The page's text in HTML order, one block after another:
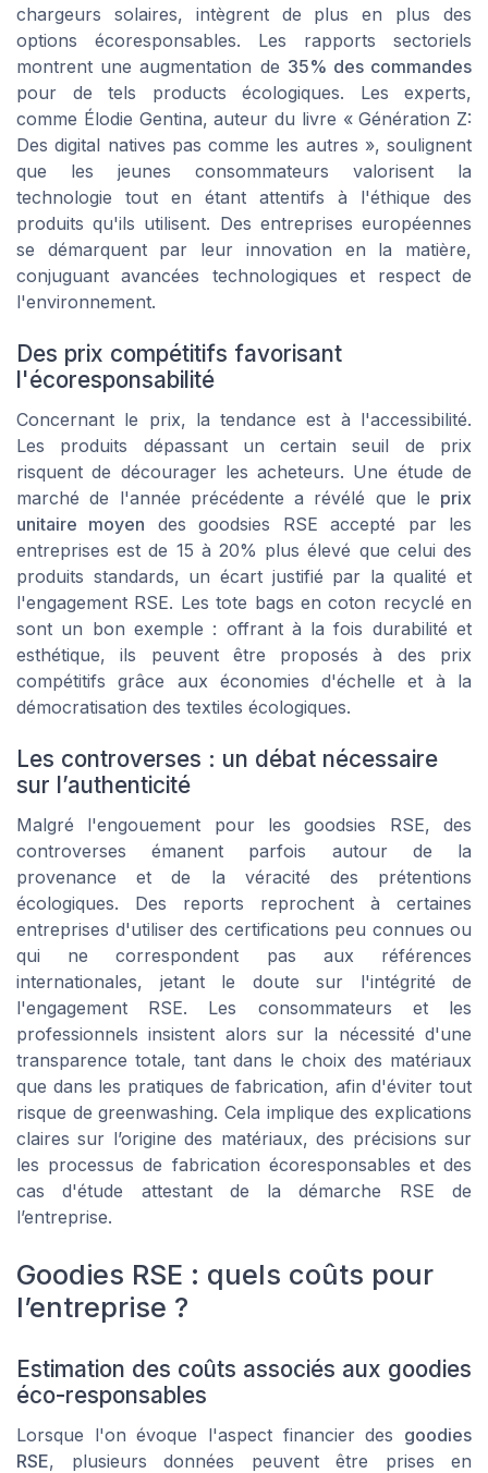
chargeurs solaires, intègrent de plus en plus des
options écoresponsables. Les rapports sectoriels
montrent une augmentation de 35% des commandes
pour de tels products écologiques. Les experts,
comme Élodie Gentina, auteur du livre « Génération Z:
Des digital natives pas comme les autres », soulignent
que les jeunes consommateurs valorisent la
technologie tout en étant attentifs à l'éthique des
produits qu'ils utilisent. Des entreprises européennes
se démarquent par leur innovation en la matière,
conjuguant avancées technologiques et respect de
l'environnement.
Des prix compétitifs favorisant
l'écoresponsabilité
Concernant le prix, la tendance est à l'accessibilité.
Les produits dépassant un certain seuil de prix
risquent de décourager les acheteurs. Une étude de
marché de l'année précédente a révélé que le prix
unitaire moyen des goodsies RSE accepté par les
entreprises est de 15 à 20% plus élevé que celui des
produits standards, un écart justifié par la qualité et
l'engagement RSE. Les tote bags en coton recyclé en
sont un bon exemple : offrant à la fois durabilité et
esthétique, ils peuvent être proposés à des prix
compétitifs grâce aux économies d'échelle et à la
démocratisation des textiles écologiques.
Les controverses : un débat nécessaire
sur l’authenticité
Malgré l'engouement pour les goodsies RSE, des
controverses émanent parfois autour de la
provenance et de la véracité des prétentions
écologiques. Des reports reprochent à certaines
entreprises d'utiliser des certifications peu connues ou
qui ne correspondent pas aux références
internationales, jetant le doute sur l'intégrité de
l'engagement RSE. Les consommateurs et les
professionnels insistent alors sur la nécessité d'une
transparence totale, tant dans le choix des matériaux
que dans les pratiques de fabrication, afin d'éviter tout
risque de greenwashing. Cela implique des explications
claires sur l’origine des matériaux, des précisions sur
les processus de fabrication écoresponsables et des
cas d'étude attestant de la démarche RSE de
l’entreprise.
Goodies RSE : quels coûts pour
l’entreprise ?
Estimation des coûts associés aux goodies
éco-responsables
Lorsque l'on évoque l'aspect financier des goodies
RSE, plusieurs données peuvent être prises en